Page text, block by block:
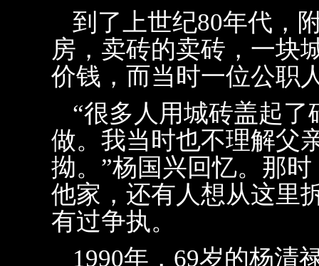
到了上世纪80年代，
房，卖砖的卖砖，一块
价钱，而当时一位公职
“很多人用城砖盖起
做。我当时也不理解父
拗。”杨国兴回忆。那
他家，还有人想从这里
有过争执。
1990年，69岁的杨清